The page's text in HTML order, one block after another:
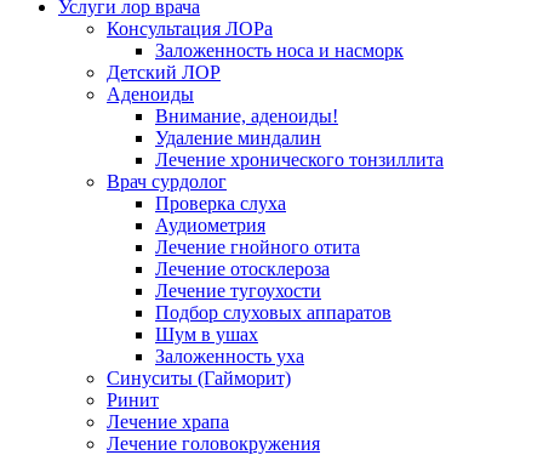
Услуги лор врача
Консультация ЛОРа
Заложенность носа и насморк
Детский ЛОР
Аденоиды
Внимание, аденоиды!
Удаление миндалин
Лечение хронического тонзиллита
Врач сурдолог
Проверка слуха
Аудиометрия
Лечение гнойного отита
Лечение отосклероза
Лечение тугоухости
Подбор слуховых аппаратов
Шум в ушах
Заложенность уха
Синуситы (Гайморит)
Ринит
Лечение храпа
Лечение головокружения